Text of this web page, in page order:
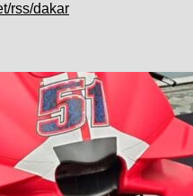
rss/dakar